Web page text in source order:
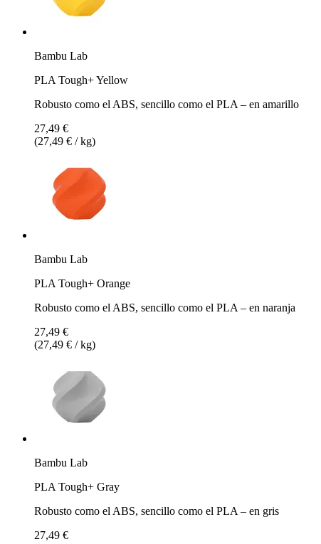
Bambu Lab
PLA Tough+ Yellow
Robusto como el ABS, sencillo como el PLA – en amarillo
27,49 €
(27,49 € / kg)
Bambu Lab
PLA Tough+ Orange
Robusto como el ABS, sencillo como el PLA – en naranja
27,49 €
(27,49 € / kg)
Bambu Lab
PLA Tough+ Gray
Robusto como el ABS, sencillo como el PLA – en gris
27,49 €